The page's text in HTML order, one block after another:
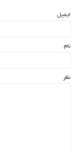
ایمیل
نام
نظر